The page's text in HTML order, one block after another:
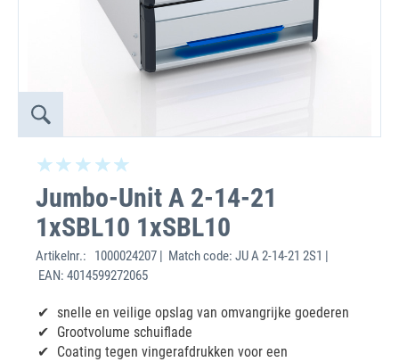
Jumbo-Unit A 2-14-21
1xSBL10 1xSBL10
Artikelnr.:
1000024207 | Match code: JU A 2-14-21 2S1 |
EAN: 4014599272065
snelle en veilige opslag van omvangrijke goederen
Grootvolume schuiflade
Coating tegen vingerafdrukken voor een